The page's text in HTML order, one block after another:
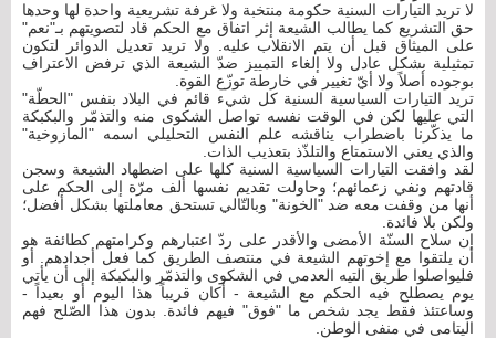
لا تريد التيارات السنية حكومة منتخبة ولا غرفة تشريعية واحدة لها وحدها
حق التشريع كما يطالب الشيعة إثر اتفاق مع الحكم قاد لتصويتهم بـ"نعم"
على الميثاق قبل أن يتم الانقلاب عليه. ولا تريد تعديل الدوائر لتكون
تمثيلية بشكل عادل ولا إلغاء التمييز ضدّ الشيعة الذي ترفض الاعتراف
بوجوده أصلاً ولا أيّ تغيير في خارطة توزّع القوة.
تريد التيارات السياسية السنية كل شيء قائم في البلاد بنفس "الحطّة"
التي عليها لكن في الوقت نفسه تواصل الشكوى منه والتذمّر والبكبكة
ما يذكّرنا باضطراب يناقشه علم النفس التحليلي اسمه "المازوخية"
والذي يعني الاستمتاع والتلذّذ بتعذيب الذات.
لقد وافقت التيارات السياسية السنية كلها على اضطهاد الشيعة وسجن
قادتهم ونفي زعمائهم؛ وحاولت تقديم نفسها ألف مرّة إلى الحكم على
أنها من وقفت معه ضد "الخونة" وبالتّالي تستحق معاملتها بشكل أفضل؛
ولكن بلا فائدة.
إن سلاح السنّة الأمضى والأقدر على ردّ اعتبارهم وكرامتهم كطائفة هو
أن يلتقوا مع إخوتهم الشيعة في منتصف الطريق كما فعل أجدادهم. أو
فليواصلوا طريق التيه العدمي في الشكوى والتذمّر والبكبكة إلى أن يأتي
يوم يصطلح فيه الحكم مع الشيعة - أكان قريباً هذا اليوم أو بعيداً -
وساعتئذ فقط يجد شخص ما "فوق" فيهم فائدة. بدون هذا الصّلح فهم
اليتامى في منفى الوطن.